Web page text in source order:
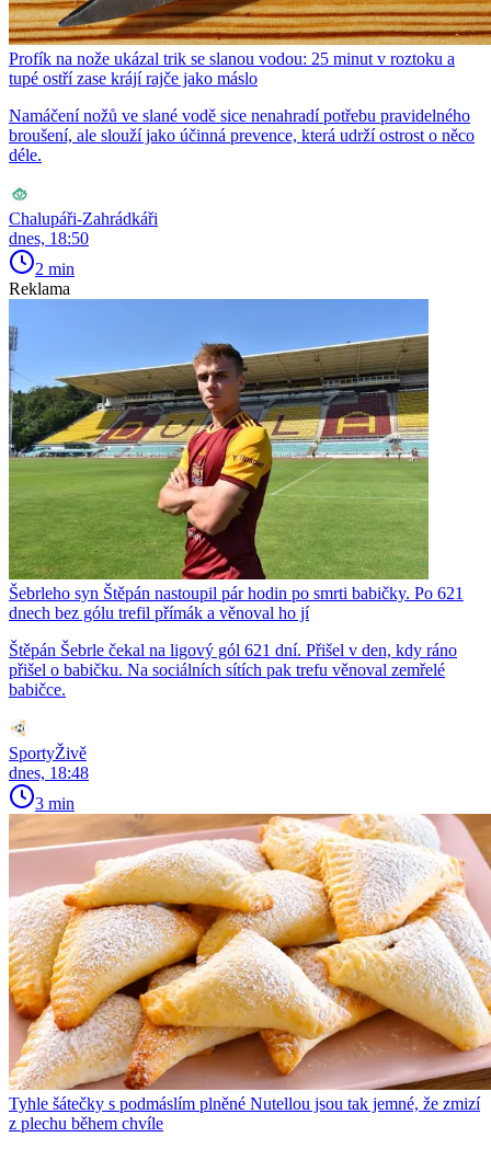
Profík na nože ukázal trik se slanou vodou: 25 minut v roztoku a
tupé ostří zase krájí rajče jako máslo
Namáčení nožů ve slané vodě sice nenahradí potřebu pravidelného
broušení, ale slouží jako účinná prevence, která udrží ostrost o něco
déle.
Chalupáři-Zahrádkáři
dnes, 18:50
2 min
Reklama
Šebrleho syn Štěpán nastoupil pár hodin po smrti babičky. Po 621
dnech bez gólu trefil přímák a věnoval ho jí
Štěpán Šebrle čekal na ligový gól 621 dní. Přišel v den, kdy ráno
přišel o babičku. Na sociálních sítích pak trefu věnoval zemřelé
babičce.
SportyŽivě
dnes, 18:48
3 min
Tyhle šátečky s podmáslím plněné Nutellou jsou tak jemné, že zmizí
z plechu během chvíle